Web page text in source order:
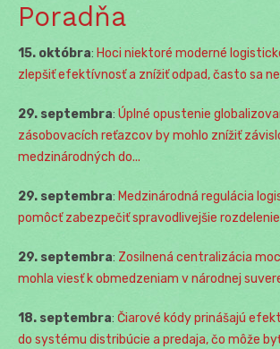
Poradňa
15. októbra: Hoci niektoré moderné
zlepšiť efektívnosť a znížiť odpad, často sa
29. septembra: Úplné opustenie
zásobovacích reťazcov by mohlo znížiť
medzinárodných do...
29. septembra: Medzinárodná regulácia
pomôcť zabezpečiť spravodlivejšie
29. septembra: Zosilnená centralizácia
mohla viesť k obmedzeniam v národnej
18. septembra: Čiarové kódy prinášajú
do systému distribúcie a predaja, čo môže